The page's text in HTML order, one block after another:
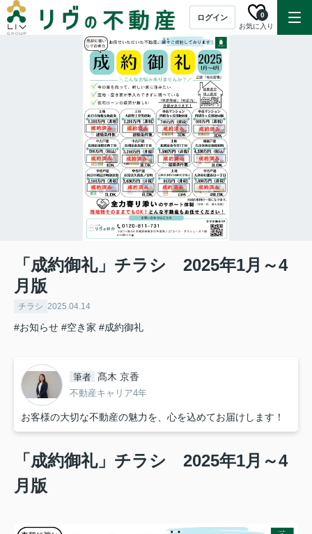
ログイン
お気に入り
0
「成約御礼」チラシ 2025年1月～4
月版
チラシ 2025.04.14
#お知らせ #空き家 #成約御礼
筆者 髙木 京香
不動産キャリア4年
お客様の大切な不動産の魅力を、心を込めてお届けします！
「成約御礼」チラシ 2025年1月～4
月版